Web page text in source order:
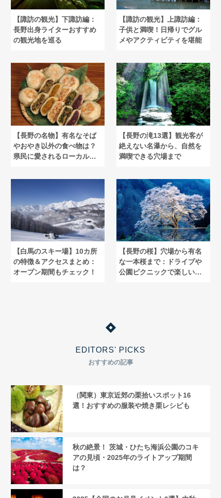
【諏訪の観光】下諏訪編：
長野出身ライターおすすめ
の観光地を巡る
【諏訪の観光】上諏訪編：
子供と満喫！日帰りでグル
メやアクティビティを堪能
【長野の名物】有名なそば
やおやき以外の食べ物は？
県民に愛されるローカルグ
【長野の滝13選】観光客が
絶えない名瀑から、自然を
満喫できる穴場まで
【白馬のスキー場】10カ所
の特徴＆アクセスまとめ：
オープン期間もチェック！
【長野の桜】穴場から有名
な一本桜まで：ドライブや
公園ピクニックで楽しい花
EDITORS' PICKS
おすすめの記事
（関東）東京近郊の栗拾いスポット16
選！おすすめの服装や焼き栗レシピも
秋の絶景！ 茨城・ひたち海浜公園のコキ
アの見頃・2025年のライトアップ期間
は？